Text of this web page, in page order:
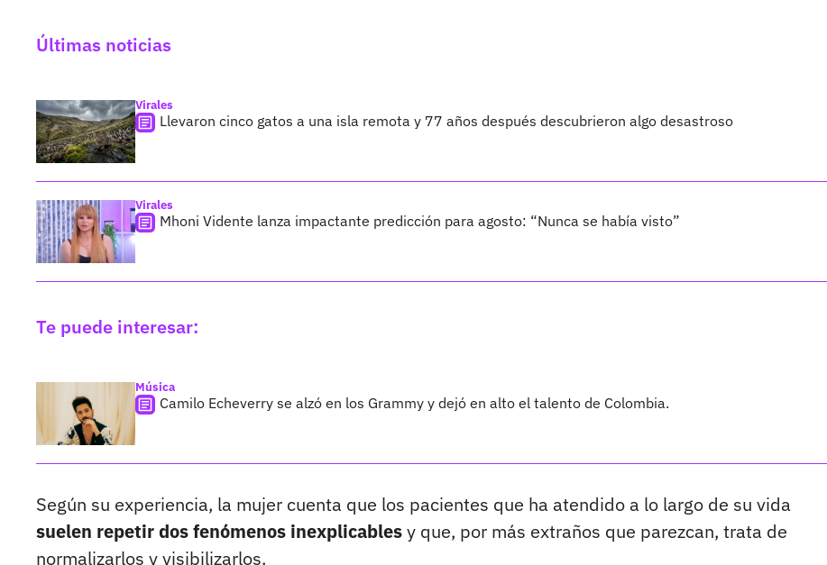
Últimas noticias
Virales
Llevaron cinco gatos a una isla remota y 77 años después descubrieron algo desastroso
Virales
Mhoni Vidente lanza impactante predicción para agosto: “Nunca se había visto”
Te puede interesar:
Música
Camilo Echeverry se alzó en los Grammy y dejó en alto el talento de Colombia.
Según su experiencia, la mujer cuenta que los pacientes que ha atendido a lo largo de su vida
suelen repetir dos fenómenos inexplicablesy que, por más extraños que parezcan, trata de
normalizarlos y visibilizarlos.